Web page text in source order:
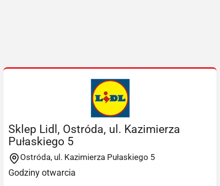
Sklep Lidl, Ostróda, ul. Kazimierza
Pułaskiego 5
Ostróda, ul. Kazimierza Pułaskiego 5
Godziny otwarcia